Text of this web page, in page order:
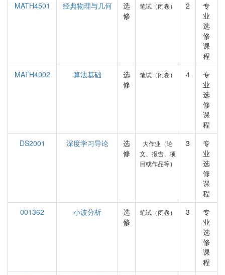
MATH4501
经典物理与几何
选
修
笔试（闭卷） 2
专
业
选
修
课
程
MATH4002
算法基础
选
修
笔试（闭卷） 4
专
业
选
修
课
程
DS2001
深度学习导论
选
修
大作业（论
文、报告、项
目或作品等）
3
专
业
选
修
课
程
001362
小波分析
选
修
笔试（闭卷） 3
专
业
选
修
课
程